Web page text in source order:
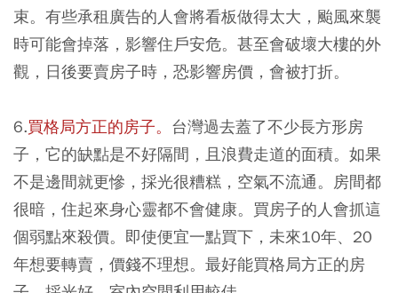
束。有些承租廣告的人會將看板做得太大，颱風來襲
時可能會掉落，影響住戶安危。甚至會破壞大樓的外
觀，日後要賣房子時，恐影響房價，會被打折。
6.買格局方正的房子。 台灣過去蓋了不少長方形房
子，它的缺點是不好隔間，且浪費走道的面積。如果
不是邊間就更慘，採光很糟糕，空氣不流通。房間都
很暗，住起來身心靈都不會健康。買房子的人會抓這
個弱點來殺價。即使便宜一點買下，未來10年、20
年想要轉賣，價錢不理想。最好能買格局方正的房